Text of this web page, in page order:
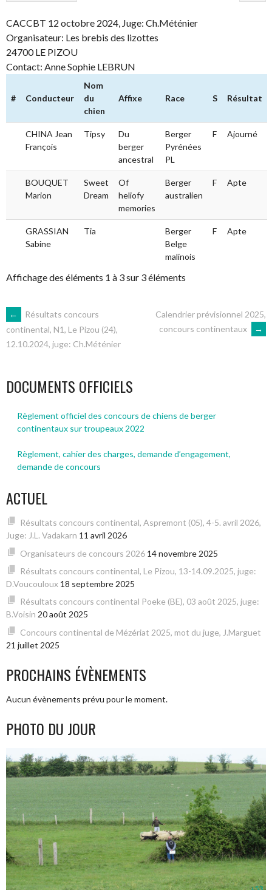
CACCBT 12 octobre 2024, Juge: Ch.Méténier
Organisateur: Les brebis des lizottes
24700 LE PIZOU
Contact: Anne Sophie LEBRUN
# Conducteur
Nom
du
chien
Affixe Race S Résultat
CHINA Jean
François
Tipsy
Du
berger
ancestral
Berger
Pyrénées
PL
F Ajourné
BOUQUET
Marion
Sweet
Dream
Of
heliofy
memories
Berger
australien
F Apte
GRASSIAN
Sabine
Tia
Berger
Belge
malinois
F Apte
Affichage des éléments 1 à 3 sur 3 éléments
NAVIGATION
DES
ARTICLES
←
Résultats concours
continental, N1, Le Pizou (24),
12.10.2024, juge: Ch.Méténier
Calendrier prévisionnel 2025,
concours continentaux
→
DOCUMENTS OFFICIELS
Règlement officiel des concours de chiens de berger
continentaux sur troupeaux 2022
Règlement, cahier des charges, demande d’engagement,
demande de concours
ACTUEL
Résultats concours continental, Aspremont (05), 4-5. avril 2026,
Juge: J.L. Vadakarn 11 avril 2026
Organisateurs de concours 2026 14 novembre 2025
Résultats concours continental, Le Pizou, 13-14.09.2025, juge:
D.Voucouloux 18 septembre 2025
Résultats concours continental Poeke (BE), 03 août 2025, juge:
B.Voisin 20 août 2025
Concours continental de Mézériat 2025, mot du juge, J.Marguet
21 juillet 2025
PROCHAINS ÉVÈNEMENTS
Aucun évènements prévu pour le moment.
PHOTO DU JOUR